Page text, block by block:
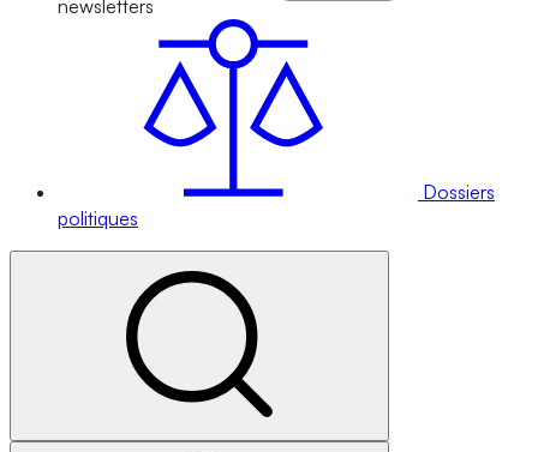
newsletters
Dossiers
politiques